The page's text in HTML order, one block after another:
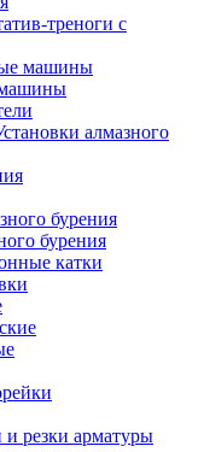
треноги с
машины
машины
алмазного
бурения
бурения
катки